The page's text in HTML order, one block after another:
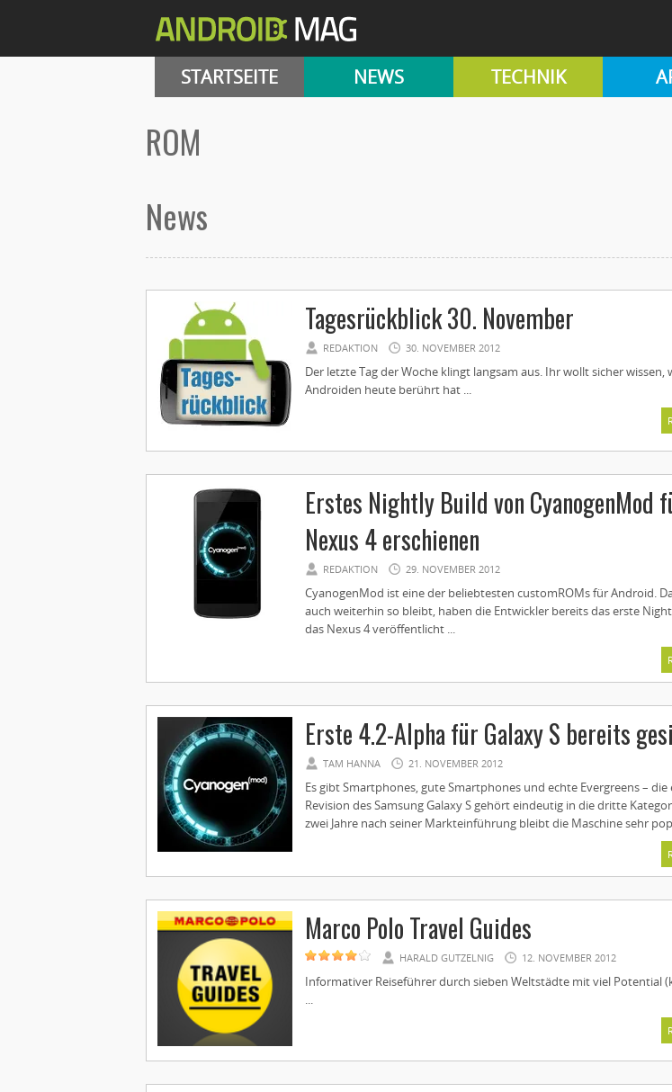
STARTSEITE NEWS TECHNIK
ROM
News
Tagesrückblick 30. November
REDAKTION 30. NOVEMBER 2012
Der letzte Tag der Woche klingt langsam aus. Ihr wollt sicher wissen,
Androiden heute berührt hat ...
Erstes Nightly Build von CyanogenMod
Nexus 4 erschienen
REDAKTION 29. NOVEMBER 2012
CyanogenMod ist eine der beliebtesten customROMs für Android.
auch weiterhin so bleibt, haben die Entwickler bereits das erste
das Nexus 4 veröffentlicht ...
Erste 4.2-Alpha für Galaxy S bereits
TAM HANNA 21. NOVEMBER 2012
Es gibt Smartphones, gute Smartphones und echte Evergreens – die
Revision des Samsung Galaxy S gehört eindeutig in die dritte
zwei Jahre nach seiner Markteinführung bleibt die Maschine sehr
Marco Polo Travel Guides
HARALD GUTZELNIG 12. NOVEMBER 2012
Informativer Reiseführer durch sieben Weltstädte mit viel Potential
...